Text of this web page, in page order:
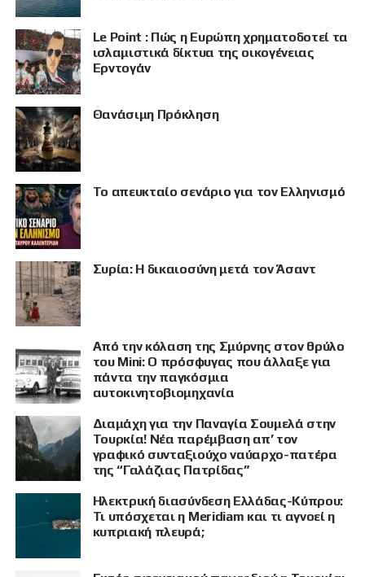
ΠΡΟΒΟΛΗ
Le Point : Πώς η Ευρώπη χρηματοδοτεί τα
ισλαμιστικά δίκτυα της οικογένειας
Ερντογάν
Θανάσιμη Πρόκληση
Το απευκταίο σενάριο για τον Ελληνισμό
Συρία: Η δικαιοσύνη μετά τον Άσαντ
Από την κόλαση της Σμύρνης στον θρύλο
του Mini: Ο πρόσφυγας που άλλαξε για
πάντα την παγκόσμια
αυτοκινητοβιομηχανία
Διαμάχη για την Παναγία Σουμελά στην
Τουρκία! Νέα παρέμβαση απ’ τον
γραφικό συνταξιούχο ναύαρχο-πατέρα
της “Γαλάζιας Πατρίδας”
Ηλεκτρική διασύνδεση Ελλάδας-Κύπρου:
Τι υπόσχεται η Meridiam και τι αγνοεί η
κυπριακή πλευρά;